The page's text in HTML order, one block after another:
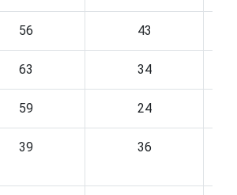
56 43
63 34
59 24
39 36